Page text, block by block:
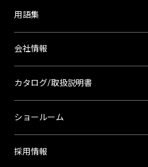
用語集
会社情報
カタログ/取扱説明書
ショールーム
採用情報